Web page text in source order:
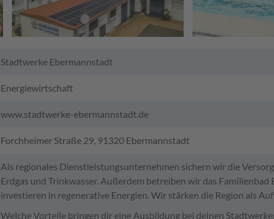
Stadtwerke Ebermannstadt
Energiewirtschaft
www.stadtwerke-ebermannstadt.de
Forchheimer Straße 29, 91320 Ebermannstadt
Als regionales Dienstleistungsunternehmen sichern wir die
Erdgas und Trinkwasser. Außerdem betreiben wir das
investieren in regenerative Energien. Wir stärken die Region als
Welche Vorteile bringen dir eine Ausbildung bei deinen